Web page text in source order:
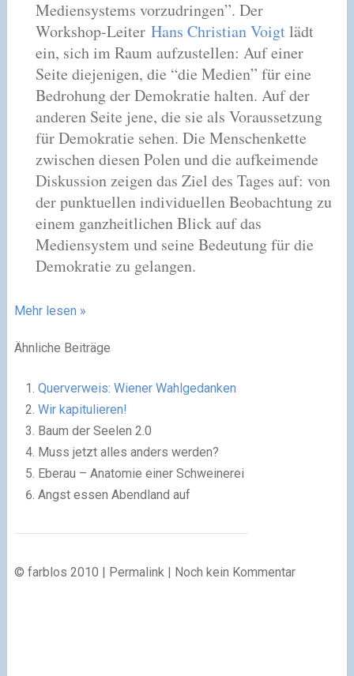
Mediensystems vorzudringen”. Der
Workshop-Leiter Hans Christian Voigtlädt
ein, sich im Raum aufzustellen: Auf einer
Seite diejenigen, die “die Medien” für eine
Bedrohung der Demokratie halten. Auf der
anderen Seite jene, die sie als Voraussetzung
für Demokratie sehen. Die Menschenkette
zwischen diesen Polen und die aufkeimende
Diskussion zeigen das Ziel des Tages auf: von
der punktuellen individuellen Beobachtung zu
einem ganzheitlichen Blick auf das
Mediensystem und seine Bedeutung für die
Demokratie zu gelangen.
Mehr lesen »
Ähnliche Beiträge
Querverweis: Wiener Wahlgedanken
Wir kapitulieren!
Baum der Seelen 2.0
Muss jetzt alles anders werden?
Eberau – Anatomie einer Schweinerei
Angst essen Abendland auf
© farblos 2010 | Permalink | Noch kein Kommentar